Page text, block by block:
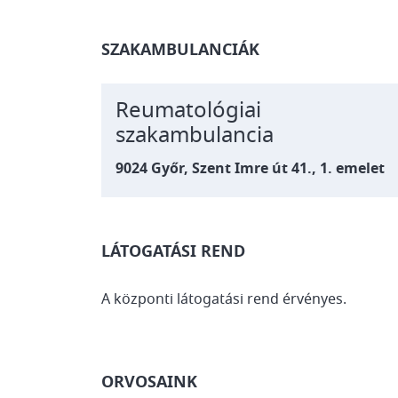
SZAKAMBULANCIÁK
Reumatológiai
szakambulancia
9024 Győr, Szent Imre út 41., 1. emelet
LÁTOGATÁSI REND
A központi látogatási rend érvényes.
ORVOSAINK